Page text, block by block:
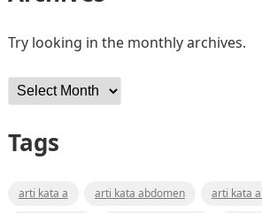
Try looking in the monthly archives.
Archives
Tags
arti kata a arti kata abdomen
arti kata